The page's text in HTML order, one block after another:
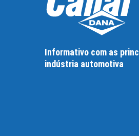
Informativo com as
indústria automotiva